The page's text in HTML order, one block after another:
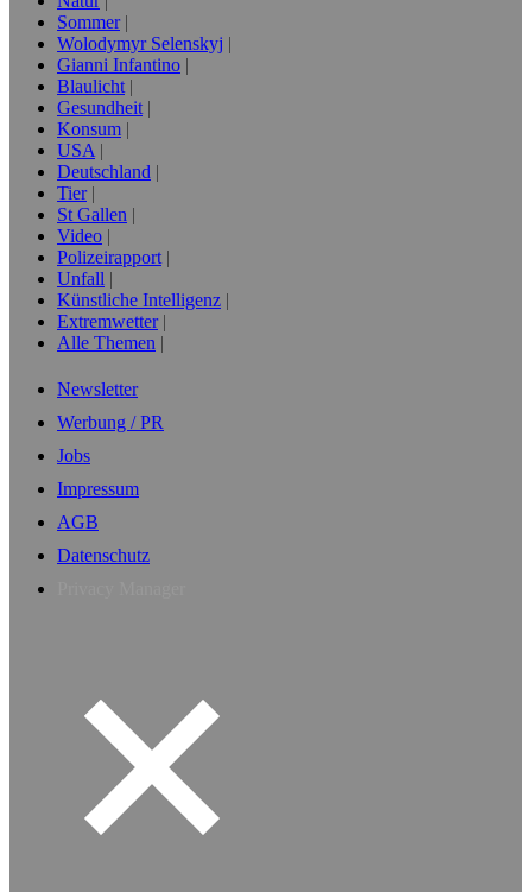
Sommer
Wolodymyr Selenskyj
Gianni Infantino
Blaulicht
Gesundheit
Konsum
USA
Deutschland
Tier
St Gallen
Video
Polizeirapport
Unfall
Künstliche Intelligenz
Extremwetter
Alle Themen
Newsletter
Werbung / PR
Jobs
Impressum
AGB
Datenschutz